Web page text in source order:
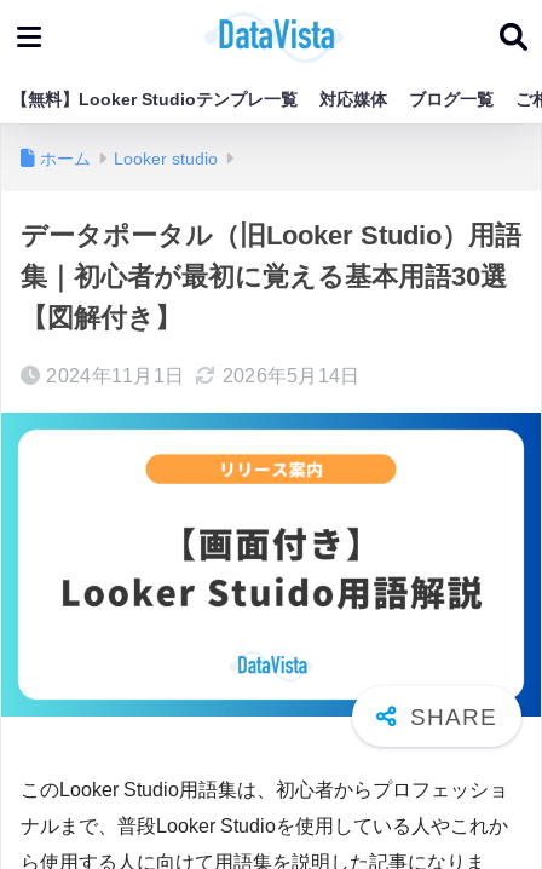
【無料】Looker Studioテンプレ一覧 対応媒体 ブログ一覧 ご
ホーム Looker studio
データポータル（旧Looker Studio）用語
集｜初心者が最初に覚える基本用語30選
【図解付き】
2024年11月1日 2026年5月14日
このLooker Studio用語集は、初心者からプロフェッショ
ナルまで、普段Looker Studioを使用している人やこれか
ら使用する人に向けて用語集を説明した記事になりま